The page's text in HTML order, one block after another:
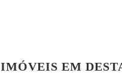
IMÓVEIS EM